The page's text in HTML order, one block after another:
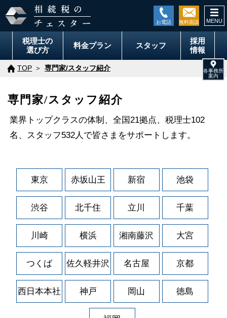
税理士の
選び方
料金プラン スタッフ
採用
情報
TOP 専門家/スタッフ紹介
専門家/スタッフ紹介
業界トップクラスの体制、全国21拠点、税理士102
名、スタッフ532人で皆さまをサポートします。
東京 赤坂山王 新宿 池袋
渋谷 北千住 立川 千葉
川崎 横浜 湘南藤沢 大宮
つくば 佐久軽井沢 名古屋 京都
西日本本社 神戸 岡山 徳島